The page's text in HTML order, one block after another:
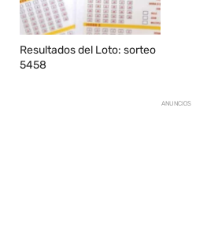
Resultados del Loto: sorteo
5458
ANUNCIOS